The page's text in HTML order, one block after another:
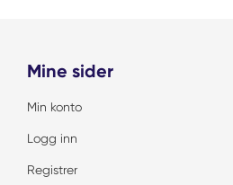
Mine sider
Min konto
Logg inn
Registrer